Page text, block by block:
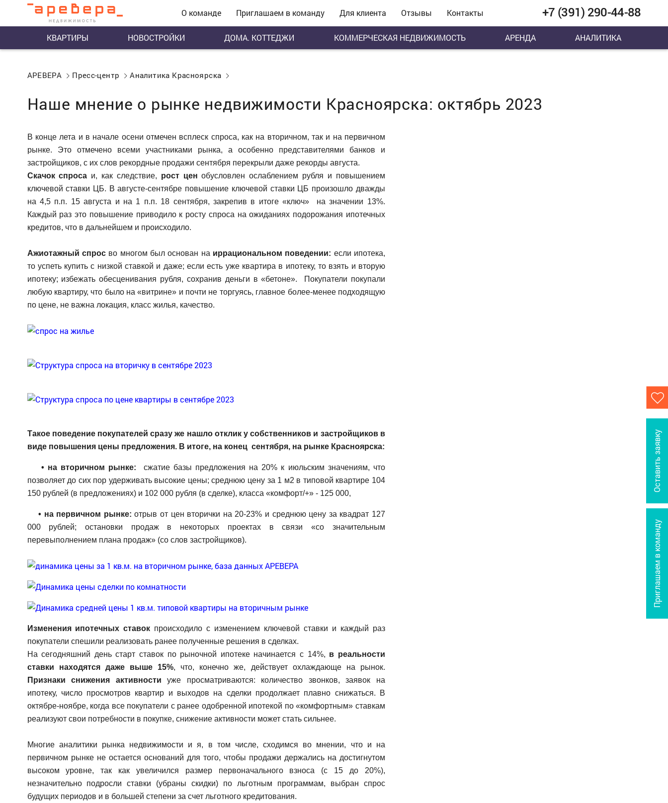
О команде Приглашаем в команду Для клиента Отзывы Контакты +7 (391) 290-44-88
КВАРТИРЫ НОВОСТРОЙКИ ДОМА. КОТТЕДЖИ КОММЕРЧЕСКАЯ НЕДВИЖИМОСТЬ АРЕНДА АНАЛИТИКА
Приглашаем в команду
Оставить заявку
АРЕВЕРА Пресс-центр Аналитика Красноярска
Наше мнение о рынке недвижимости Красноярска: октябрь 2023
В конце лета и в начале осени отмечен всплеск спроса, как на вторичном, так и на первичном
рынке. Это отмечено всеми участниками рынка, а особенно представителями банков и
застройщиков, с их слов рекордные продажи сентября перекрыли даже рекорды августа.
Скачок спроса и, как следствие, рост цен обусловлен ослаблением рубля и повышением
ключевой ставки ЦБ. В августе-сентябре повышение ключевой ставки ЦБ произошло дважды
на 4,5 п.п. 15 августа и на 1 п.п. 18 сентября, закрепив в итоге «ключ» на значении 13%.
Каждый раз это повышение приводило к росту спроса на ожиданиях подорожания ипотечных
кредитов, что в дальнейшем и происходило.
Ажиотажный спросво многом был основан на иррациональном поведении: если ипотека,
то успеть купить с низкой ставкой и даже; если есть уже квартира в ипотеку, то взять и вторую
ипотеку; избежать обесценивания рубля, сохранив деньги в «бетоне». Покупатели покупали
любую квартиру, что было на «витрине» и почти не торгуясь, главное более-менее подходящую
по цене, не важна локация, класс жилья, качество.
Такое поведение покупателей сразу же нашло отклик у собственников и застройщиков в
виде повышения цены предложения. В итоге, на конец сентября, на рынке Красноярска:
• на вторичном рынке: сжатие базы предложения на 20% к июльским значениям, что
позволяет до сих пор удерживать высокие цены; среднюю цену за 1 м2 в типовой квартире 104
150 рублей (в предложениях) и 102 000 рубля (в сделке), класса «комфорт/+» - 125 000,
• на первичном рынке: отрыв от цен вторички на 20-23% и среднюю цену за квадрат 127
000 рублей; остановки продаж в некоторых проектах в связи «со значительным
перевыполнением плана продаж» (со слов застройщиков).
Изменения ипотечных ставок происходило с изменением ключевой ставки и каждый раз
покупатели спешили реализовать ранее полученные решения в сделках.
На сегодняшний день старт ставок по рыночной ипотеке начинается с 14%, в реальности
ставки находятся даже выше 15%, что, конечно же, действует охлаждающе на рынок.
Признаки снижения активности уже просматриваются: количество звонков, заявок на
ипотеку, число просмотров квартир и выходов на сделки продолжает плавно снижаться. В
октябре-ноябре, когда все покупатели с ранее одобренной ипотекой по «комфортным» ставкам
реализуют свои потребности в покупке, снижение активности может стать сильнее.
Многие аналитики рынка недвижимости и я, в том числе, сходимся во мнении, что и на
первичном рынке не остается оснований для того, чтобы продажи держались на достигнутом
высоком уровне, так как увеличился размер первоначального взноса (с 15 до 20%),
незначительно подросли ставки (убраны скидки) по льготным программам, выбран спрос
будущих периодов и в большей степени за счет льготного кредитования.